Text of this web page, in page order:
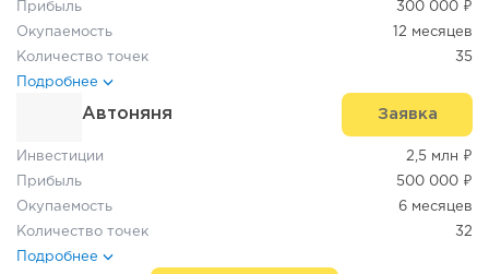
Прибыль 300 000 ₽
Окупаемость 12 месяцев
Количество точек 35
Подробнее
Автоняня Заявка
Инвестиции 2,5 млн ₽
Прибыль 500 000 ₽
Окупаемость 6 месяцев
Количество точек 32
Подробнее